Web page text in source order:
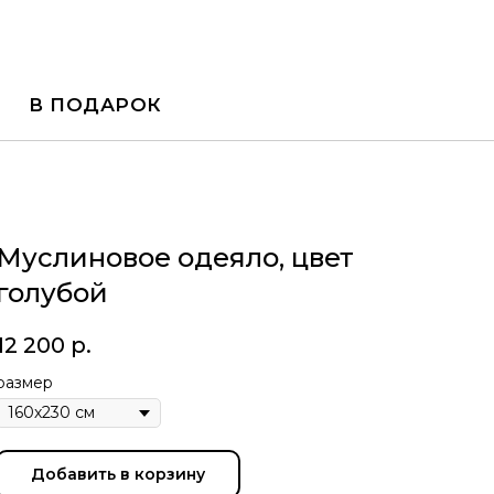
В ПОДАРОК
одеяло, цвет
200 р.
Добавить в корзину